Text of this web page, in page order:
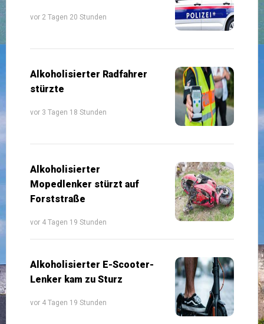
vor 2 Tagen 20 Stunden
Alkoholisierter Radfahrer
stürzte
vor 3 Tagen 18 Stunden
Alkoholisierter
Mopedlenker stürzt auf
Forststraße
vor 4 Tagen 19 Stunden
Alkoholisierter E-Scooter-
Lenker kam zu Sturz
vor 4 Tagen 19 Stunden